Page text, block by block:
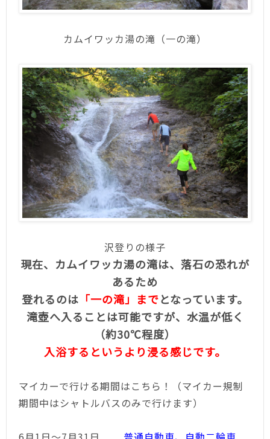
カムイワッカ湯の滝（一の滝）
沢登りの様子
現在、カムイワッカ湯の滝は、落石の恐れが
あるため
登れるのは 「一の滝」までとなっています。
滝壺へ入ることは可能ですが、水温が低く
（約30℃程度）
入浴するというより浸る感じです。
マイカーで行ける期間はこちら！（マイカー規制
期間中はシャトルバスのみで行けます）